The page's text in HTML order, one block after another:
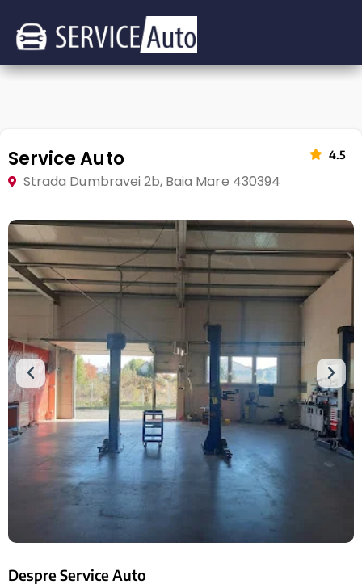
Service Auto 4.5
Strada Dumbravei 2b, Baia Mare 430394
Despre Service Auto